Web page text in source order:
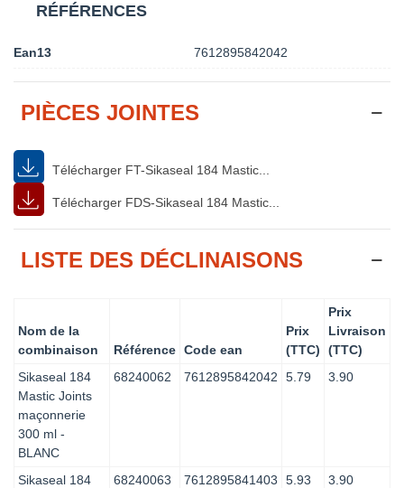
RÉFÉRENCES
Ean13 7612895842042
PIÈCES JOINTES
Télécharger FT-Sikaseal 184 Mastic...
Télécharger FDS-Sikaseal 184 Mastic...
LISTE DES DÉCLINAISONS
Nom de la
combinaison
Référence Code ean
Prix
(TTC)
Prix
Livraison
(TTC)
Sikaseal 184
Mastic Joints
maçonnerie
300 ml -
BLANC
68240062 7612895842042 5.79 3.90
Sikaseal 184
68240063 7612895841403 5.93 3.90